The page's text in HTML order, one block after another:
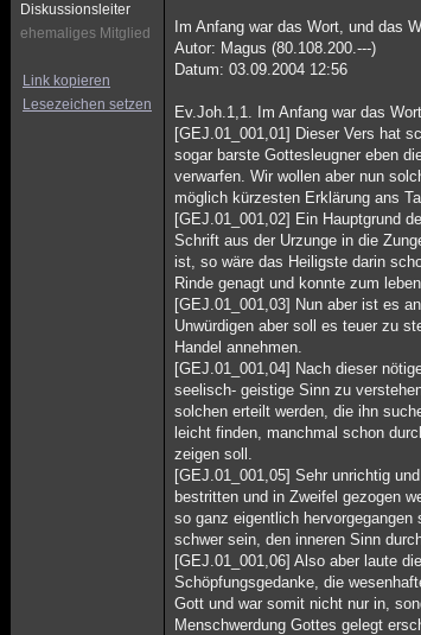
Diskussionsleiter
ehemaliges Mitglied
Link kopieren
Lesezeichen setzen
Im Anfang war das Wort, und das
Autor: Magus (80.108.200.---)
Datum: 03.09.2004 12:56
Ev.Joh.1,1. Im Anfang war das
[GEJ.01_001,01] Dieser Vers hat
sogar barste Gottesleugner eben
verwarfen. Wir wollen aber nun
möglich kürzesten Erklärung ans
[GEJ.01_001,02] Ein Hauptgrund
Schrift aus der Urzunge in die
ist, so wäre das Heiligste darin
Rinde genagt und konnte zum
[GEJ.01_001,03] Nun aber ist es
Unwürdigen aber soll es teuer zu
Handel annehmen.
[GEJ.01_001,04] Nach dieser
seelisch- geistige Sinn zu
solchen erteilt werden, die ihn
leicht finden, manchmal schon
zeigen soll.
[GEJ.01_001,05] Sehr unrichtig
bestritten und in Zweifel gezogen
so ganz eigentlich
schwer sein, den inneren Sinn
[GEJ.01_001,06] Also aber laute
Schöpfungsgedanke, die
Gott und war somit nicht nur in,
Menschwerdung Gottes gelegt